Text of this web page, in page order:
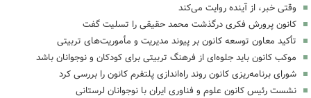
وقتی خبر، از آینده روایت می‌کند
کانون پرورش فکری درگذشت محمد حقیقی را تسلیت گفت
تأکید معاون توسعه کانون بر پیوند مدیریت و مأموریت‌های تربیتی
موکب کانون باید جلوه‌ای از فرهنگ تربیتی برای کودکان و نوجوانان باشد
شورای برنامه‌ریزی کانون روند راه‌اندازی پلتفرم کانون را بررسی کرد
نشست رئیس کانون علوم و فناوری ایران با نوجوانان لرستانی